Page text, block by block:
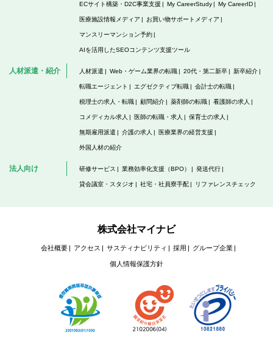
ECサイト構築・D2C事業支援 My CareerStudy My CareerID
医療施設情報メディア お買い物サポートメディア
マンスリーマンション予約
AIを活用したSEOコンテンツ支援ツール
人材派遣・紹介 人材派遣 Web・ゲーム業界の転職 20代・第二新卒 新卒紹介
転職エージェント エグゼクティブ転職 会計士の転職
税理士の求人・転職 顧問紹介 薬剤師の転職 看護師の求人
コメディカル求人 医師の転職・求人 保育士の求人
無期雇用派遣 介護の求人 医療業界の経営支援
外国人材の紹介
法人向け 研修サービス 業務効率化支援（BPO） 発送代行
貸会議室・スタジオ 社宅・社員寮手配 リファレンスチェック
株式会社マイナビ
会社概要 アクセス サスティナビリティ 採用 グループ企業
個人情報保護方針